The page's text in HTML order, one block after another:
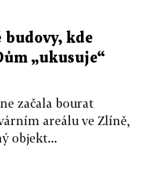
budovy, kde
„ukusuje“
začala bourat
areálu ve Zlíně,
objekt...